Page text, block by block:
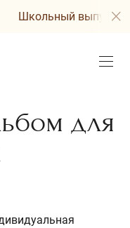
выпускной
для